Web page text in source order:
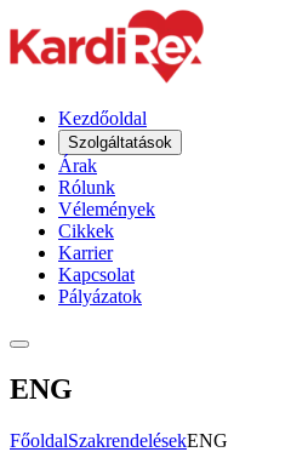
Kezdőoldal
Szolgáltatások
Árak
Rólunk
Vélemények
Cikkek
Karrier
Kapcsolat
Pályázatok
ENG
FőoldalSzakrendelésekENG